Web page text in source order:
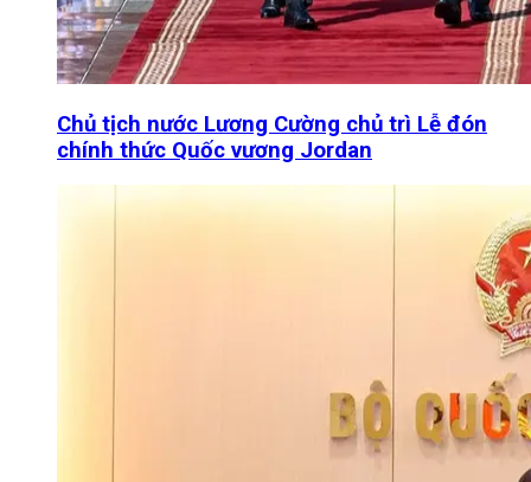
Chủ tịch nước Lương Cường chủ trì Lễ đón
chính thức Quốc vương Jordan